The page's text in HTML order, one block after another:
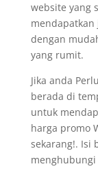
website yang
dengan
yang rumit.
Jika anda
berada di
untuk
harga promo
sekarang!. Isi